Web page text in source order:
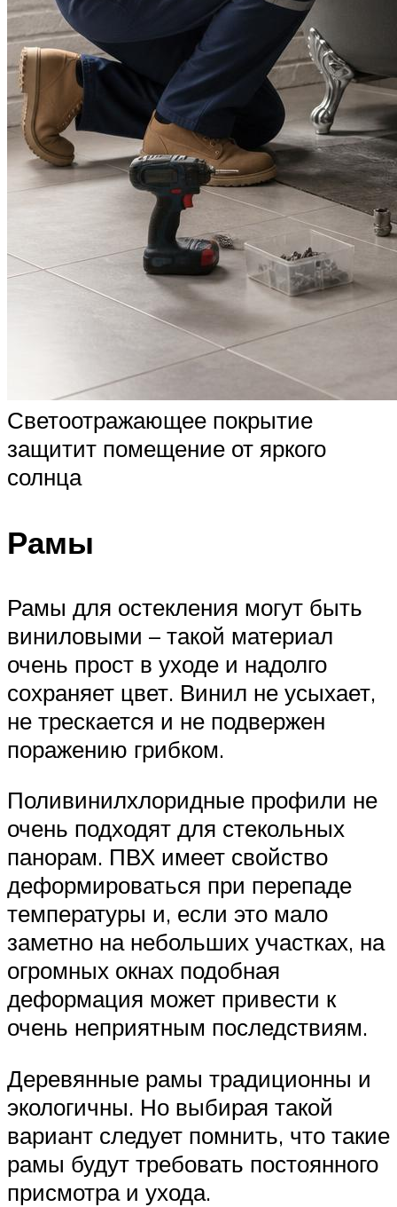
Светоотражающее покрытие
защитит помещение от яркого
солнца
Рамы
Рамы для остекления могут быть
виниловыми – такой материал
очень прост в уходе и надолго
сохраняет цвет. Винил не усыхает,
не трескается и не подвержен
поражению грибком.
Поливинилхлоридные профили не
очень подходят для стекольных
панорам. ПВХ имеет свойство
деформироваться при перепаде
температуры и, если это мало
заметно на небольших участках, на
огромных окнах подобная
деформация может привести к
очень неприятным последствиям.
Деревянные рамы традиционны и
экологичны. Но выбирая такой
вариант следует помнить, что такие
рамы будут требовать постоянного
присмотра и ухода.